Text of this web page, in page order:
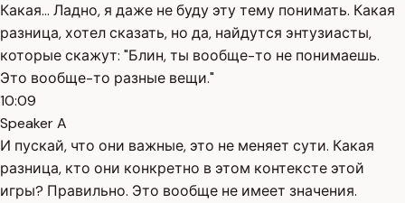
Какая... Ладно, я даже не буду эту тему понимать. Какая
разница, хотел сказать, но да, найдутся энтузиасты,
которые скажут: "Блин, ты вообще-то не понимаешь.
Это вообще-то разные вещи."
10:09
Speaker A
И пускай, что они важные, это не меняет сути. Какая
разница, кто они конкретно в этом контексте этой
игры? Правильно. Это вообще не имеет значения.